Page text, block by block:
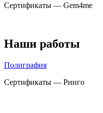
Сертификаты — Gem4me
Наши работы
Полиграфия
Сертификаты — Ринго